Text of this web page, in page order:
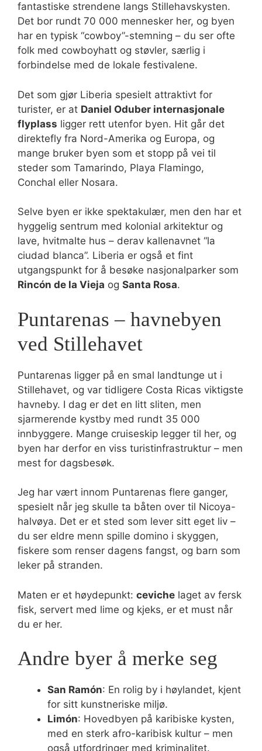
fantastiske strendene langs Stillehavskysten.
Det bor rundt 70 000 mennesker her, og byen
har en typisk “cowboy”-stemning – du ser ofte
folk med cowboyhatt og støvler, særlig i
forbindelse med de lokale festivalene.
Det som gjør Liberia spesielt attraktivt for
turister, er at Daniel Oduber internasjonale
flyplass ligger rett utenfor byen. Hit går det
direktefly fra Nord-Amerika og Europa, og
mange bruker byen som et stopp på vei til
steder som Tamarindo, Playa Flamingo,
Conchal eller Nosara.
Selve byen er ikke spektakulær, men den har et
hyggelig sentrum med kolonial arkitektur og
lave, hvitmalte hus – derav kallenavnet “la
ciudad blanca”. Liberia er også et fint
utgangspunkt for å besøke nasjonalparker som
Rincón de la Vieja og Santa Rosa.
Puntarenas – havnebyen
ved Stillehavet
Puntarenas ligger på en smal landtunge ut i
Stillehavet, og var tidligere Costa Ricas viktigste
havneby. I dag er det en litt sliten, men
sjarmerende kystby med rundt 35 000
innbyggere. Mange cruiseskip legger til her, og
byen har derfor en viss turistinfrastruktur – men
mest for dagsbesøk.
Jeg har vært innom Puntarenas flere ganger,
spesielt når jeg skulle ta båten over til Nicoya-
halvøya. Det er et sted som lever sitt eget liv –
du ser eldre menn spille domino i skyggen,
fiskere som renser dagens fangst, og barn som
leker på stranden.
Maten er et høydepunkt: ceviche laget av fersk
fisk, servert med lime og kjeks, er et must når
du er her.
Andre byer å merke seg
San Ramón: En rolig by i høylandet, kjent
for sitt kunstneriske miljø.
Limón: Hovedbyen på karibiske kysten,
med en sterk afro-karibisk kultur – men
også utfordringer med kriminalitet.